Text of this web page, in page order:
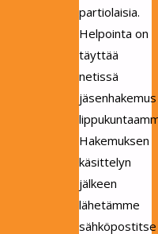
partiolaisia.
Helpointa on
täyttää
netissä
jäsenhakemus
Hakemuksen
käsittelyn
jälkeen
lähetämme
sähköpostitse